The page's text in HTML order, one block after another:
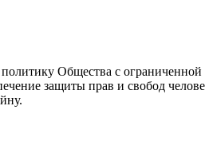
Общества с
защиты прав и свобод